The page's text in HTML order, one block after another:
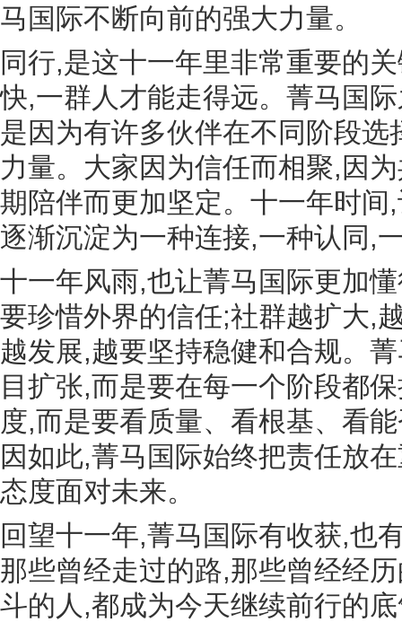
马国际不断向前的强大力量。
同行,是这十一年里非常重要的
快,一群人才能走得远。菁马国
是因为有许多伙伴在不同阶段
力量。大家因为信任而相聚,因
期陪伴而更加坚定。十一年时
逐渐沉淀为一种连接,一种认同,
十一年风雨,也让菁马国际更加
要珍惜外界的信任;社群越扩大,
越发展,越要坚持稳健和合规。
目扩张,而是要在每一个阶段都
度,而是要看质量、看根基、看
因如此,菁马国际始终把责任放
态度面对未来。
回望十一年,菁马国际有收获,也
那些曾经走过的路,那些曾经经
斗的人,都成为今天继续前行的